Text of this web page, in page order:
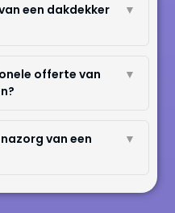
een dakdekker
▼
offerte van
▼
van een
▼